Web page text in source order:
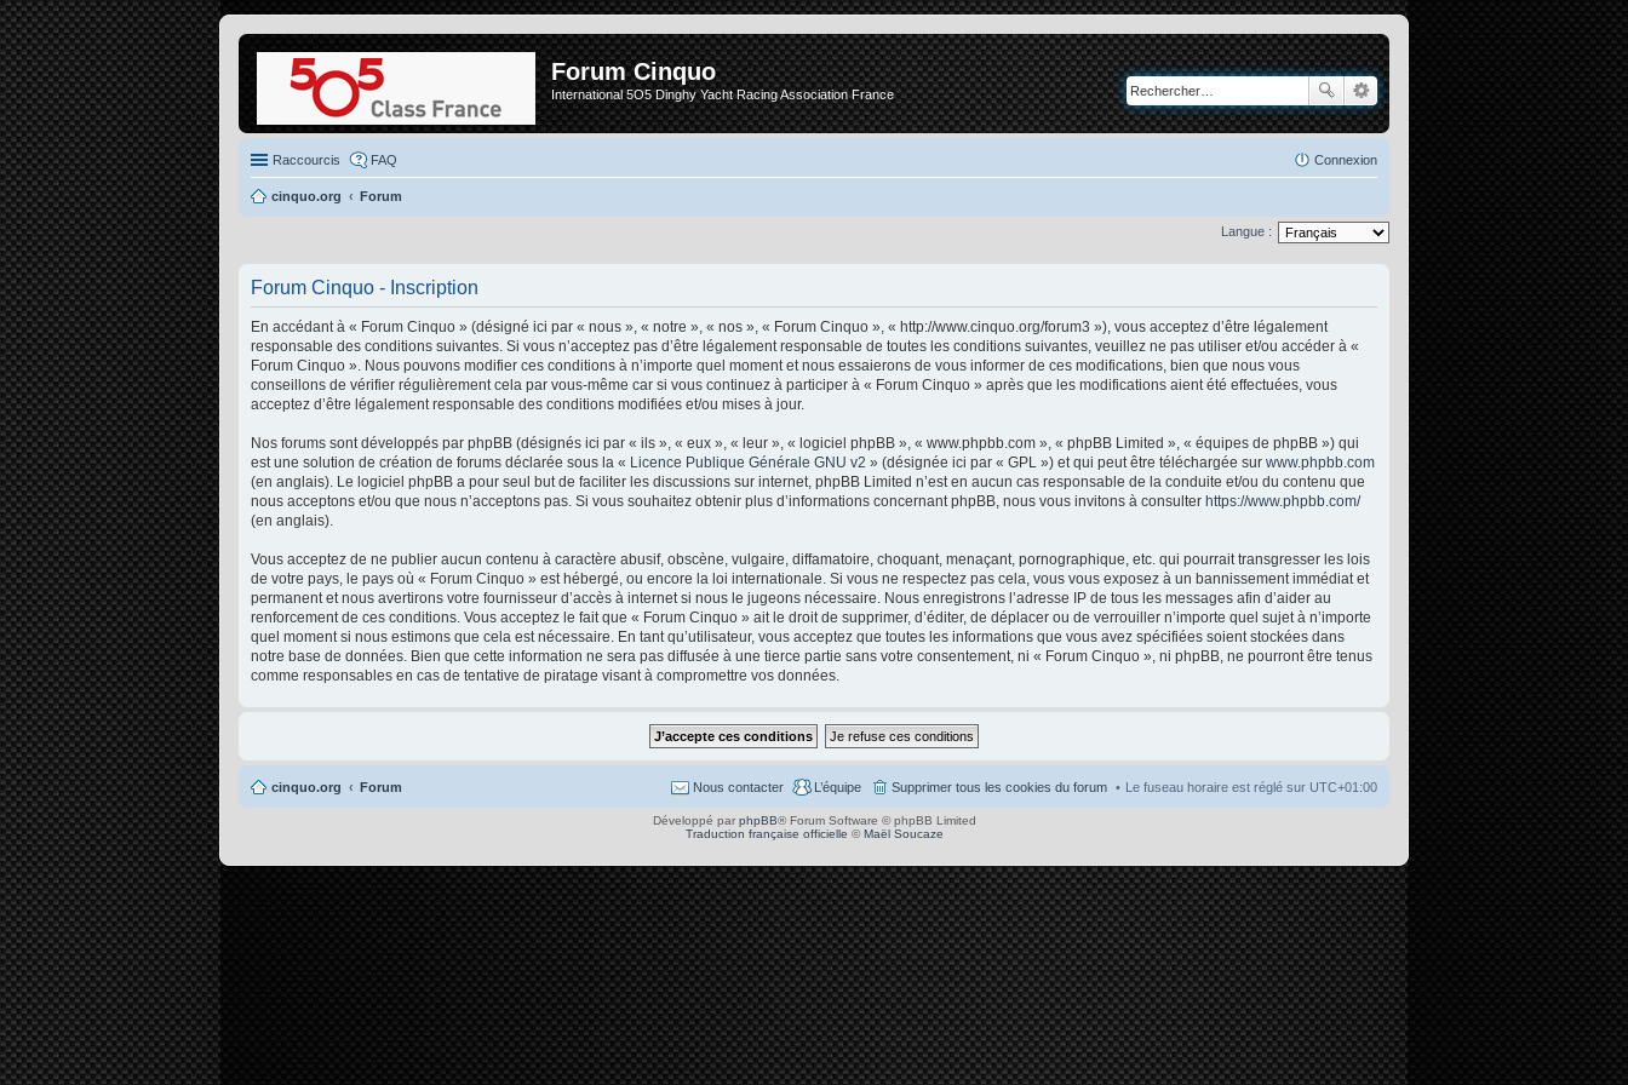
Forum Cinquo
International 5O5 Dinghy Yacht Racing Association France
Raccourcis FAQ Connexion
cinquo.org Forum
Langue :
Forum Cinquo - Inscription
En accédant à « Forum Cinquo » (désigné ici par « nous », « notre », « nos », « Forum Cinquo », « http://www.cinquo.org/forum3 »), vous acceptez d’être légalement
responsable des conditions suivantes. Si vous n’acceptez pas d’être légalement responsable de toutes les conditions suivantes, veuillez ne pas utiliser et/ou accéder à «
Forum Cinquo ». Nous pouvons modifier ces conditions à n’importe quel moment et nous essaierons de vous informer de ces modifications, bien que nous vous
conseillons de vérifier régulièrement cela par vous-même car si vous continuez à participer à « Forum Cinquo » après que les modifications aient été effectuées, vous
acceptez d’être légalement responsable des conditions modifiées et/ou mises à jour.
Nos forums sont développés par phpBB (désignés ici par « ils », « eux », « leur », « logiciel phpBB », « www.phpbb.com », « phpBB Limited », « équipes de phpBB ») qui
est une solution de création de forums déclarée sous la « Licence Publique Générale GNU v2 » (désignée ici par « GPL ») et qui peut être téléchargée sur www.phpbb.com
(en anglais). Le logiciel phpBB a pour seul but de faciliter les discussions sur internet, phpBB Limited n’est en aucun cas responsable de la conduite et/ou du contenu que
nous acceptons et/ou que nous n’acceptons pas. Si vous souhaitez obtenir plus d’informations concernant phpBB, nous vous invitons à consulter https://www.phpbb.com/
(en anglais).
Vous acceptez de ne publier aucun contenu à caractère abusif, obscène, vulgaire, diffamatoire, choquant, menaçant, pornographique, etc. qui pourrait transgresser les lois
de votre pays, le pays où « Forum Cinquo » est hébergé, ou encore la loi internationale. Si vous ne respectez pas cela, vous vous exposez à un bannissement immédiat et
permanent et nous avertirons votre fournisseur d’accès à internet si nous le jugeons nécessaire. Nous enregistrons l’adresse IP de tous les messages afin d’aider au
renforcement de ces conditions. Vous acceptez le fait que « Forum Cinquo » ait le droit de supprimer, d’éditer, de déplacer ou de verrouiller n’importe quel sujet à n’importe
quel moment si nous estimons que cela est nécessaire. En tant qu’utilisateur, vous acceptez que toutes les informations que vous avez spécifiées soient stockées dans
notre base de données. Bien que cette information ne sera pas diffusée à une tierce partie sans votre consentement, ni « Forum Cinquo », ni phpBB, ne pourront être tenus
comme responsables en cas de tentative de piratage visant à compromettre vos données.
cinquo.org Forum Le fuseau horaire est réglé sur UTC+01:00
Supprimer tous les cookies du forum
L’équipe
Nous contacter
Développé par phpBB® Forum Software © phpBB Limited
Traduction française officielle ©Maël Soucaze